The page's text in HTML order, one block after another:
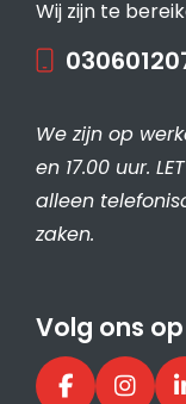
Wij zijn te
We zijn op
en 17.00 uur.
alleen
zaken.
Volg ons op